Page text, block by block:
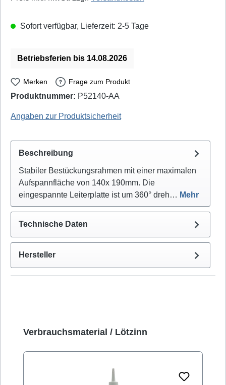
Sofort verfügbar, Lieferzeit: 2-5 Tage
Betriebsferien bis 14.08.2026
Merken Frage zum Produkt
Produktnummer: P52140-AA
Angaben zur Produktsicherheit
Beschreibung
Stabiler Bestückungsrahmen mit einer maximalen
Aufspannfläche von 140x 190mm. Die
eingespannte Leiterplatte ist um 360° dreh… Mehr
Technische Daten
Hersteller
Produktgalerie überspringen
Verbrauchsmaterial / Lötzinn